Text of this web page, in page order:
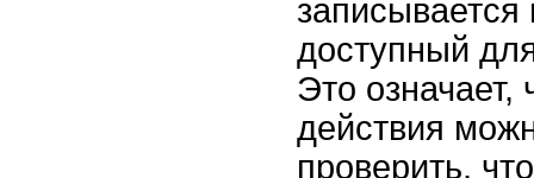
доступный
Это
действия
проверить,